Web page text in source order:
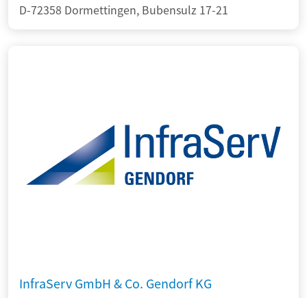
D-72358 Dormettingen, Bubensulz 17-21
InfraServ GmbH & Co. Gendorf KG